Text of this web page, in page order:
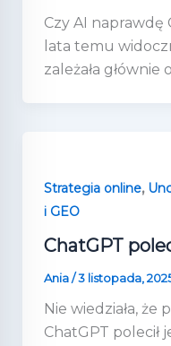
Czy AI naprawdę
lata temu
zależała
Strategia online,
i GEO
ChatGPT
Ania/3 listopada,
Nie wiedziała,
ChatGPT polecił